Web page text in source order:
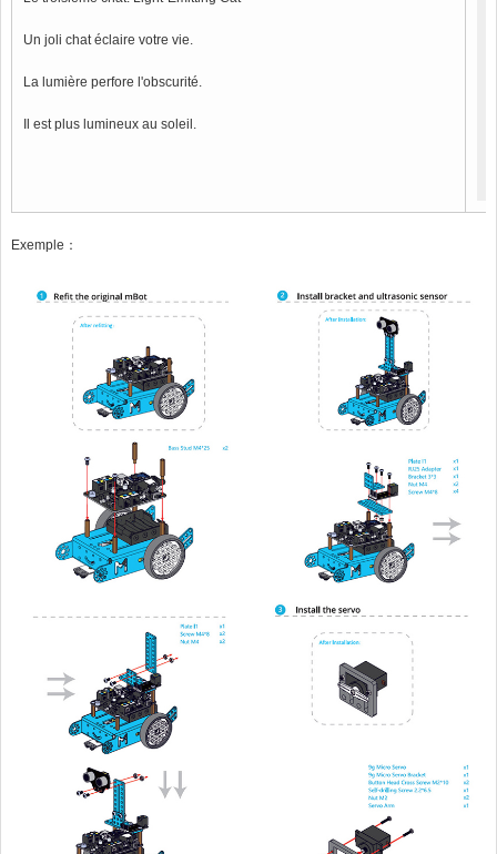
Un joli chat éclaire votre vie.
La lumière perfore l'obscurité.
Il est plus lumineux au soleil.
Exemple：